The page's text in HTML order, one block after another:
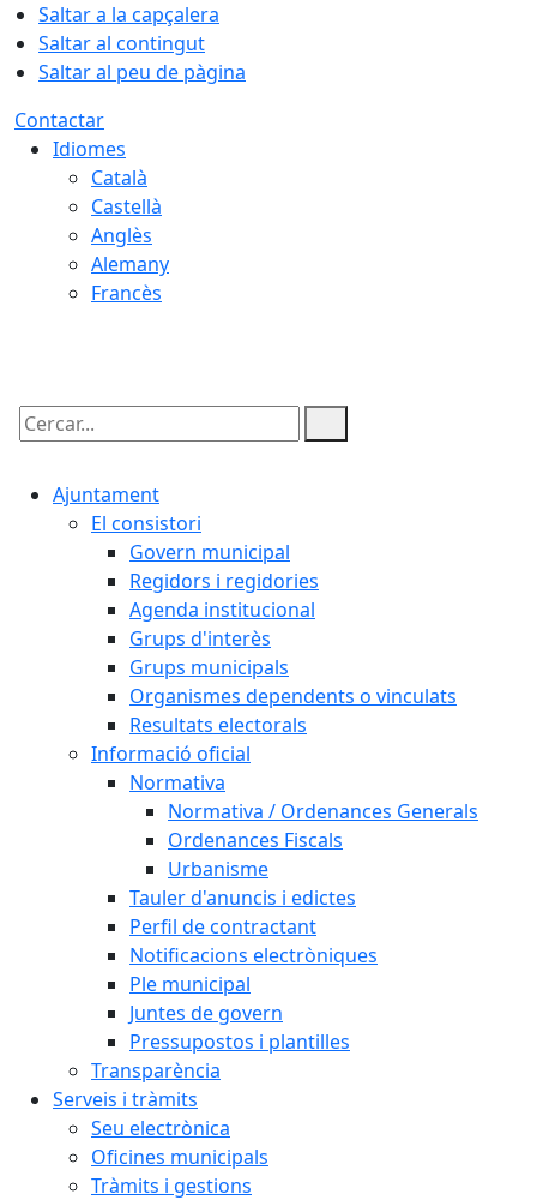
Saltar a la capçalera
Saltar al contingut
Saltar al peu de pàgina
Contactar
Idiomes
Català
Castellà
Anglès
Alemany
Francès
Cercar:
Ajuntament
El consistori
Govern municipal
Regidors i regidories
Agenda institucional
Grups d'interès
Grups municipals
Organismes dependents o vinculats
Resultats electorals
Informació oficial
Normativa
Normativa / Ordenances Generals
Ordenances Fiscals
Urbanisme
Tauler d'anuncis i edictes
Perfil de contractant
Notificacions electròniques
Ple municipal
Juntes de govern
Pressupostos i plantilles
Transparència
Serveis i tràmits
Seu electrònica
Oficines municipals
Tràmits i gestions